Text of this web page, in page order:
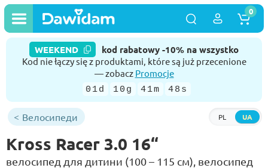
WEEKEND kod rabatowy -10% na wszystko
Kod nie łączy się z produktami, które są już przecenione
— zobacz Promocje
01d 10g 41m 47s
PL UA
0
Велосипеди
Kross Racer 3.0 16“
велосипед для дитини (100 – 115 см), велосипед